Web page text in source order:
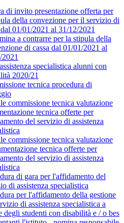
di invito presentazione offerta per
della convezione per il servizio di
dal 01/01/2021 al 31/12/2021
a contrarre per la stipula della
di cassa dal 01/01/2021 al
specialistica alunni con
2020/21
tecnica procedura di
commissione tecnica valutazione
tecnica offerte per
del servizio di assistenza
commissione tecnica valutazione
tecnica offerte per
del servizio di assistenza
di gara per l'affidamento del
di assistenza specialistica
per l'affidamento della gestione
di assistenza specialistica a
degli studenti con disabilità e / o bes